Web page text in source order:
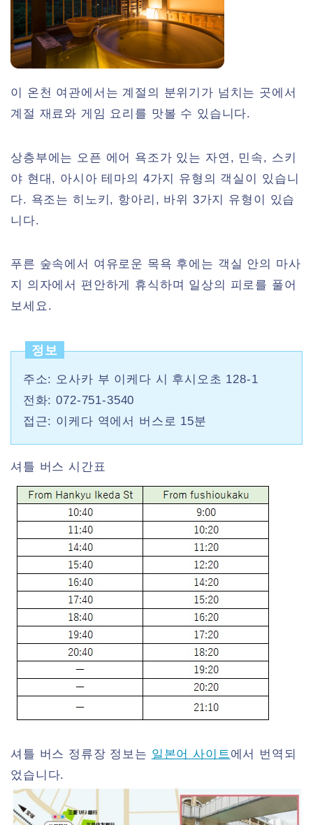
이 온천 여관에서는 계절의 분위기가 넘치는 곳에서
계절 재료와 게임 요리를 맛볼 수 있습니다.
상층부에는 오픈 에어 욕조가 있는 자연, 민속, 스키
야 현대, 아시아 테마의 4가지 유형의 객실이 있습니
다. 욕조는 히노키, 항아리, 바위 3가지 유형이 있습
니다.
푸른 숲속에서 여유로운 목욕 후에는 객실 안의 마사
지 의자에서 편안하게 휴식하며 일상의 피로를 풀어
보세요.
정보
주소: 오사카 부 이케다 시 후시오초 128-1
전화: 072-751-3540
접근: 이케다 역에서 버스로 15분
셔틀 버스 시간표
셔틀 버스 정류장 정보는 일본어 사이트 에서 번역되
었습니다.